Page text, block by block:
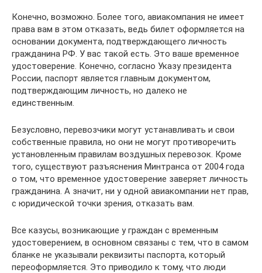
Конечно, возможно. Более того, авиакомпания не имеет
права вам в этом отказать, ведь билет оформляется на
основании документа, подтверждающего личность
гражданина РФ. У вас такой есть. Это ваше временное
удостоверение. Конечно, согласно Указу президента
России, паспорт является главным документом,
подтверждающим личность, но далеко не
единственным.
Безусловно, перевозчики могут устанавливать и свои
собственные правила, но они не могут противоречить
установленным правилам воздушных перевозок. Кроме
того, существуют разъяснения Минтранса от 2004 года
о том, что временное удостоверение заверяет личность
гражданина. А значит, ни у одной авиакомпании нет прав,
с юридической точки зрения, отказать вам.
Все казусы, возникающие у граждан с временным
удостоверением, в основном связаны с тем, что в самом
бланке не указывали реквизиты паспорта, который
переоформляется. Это приводило к тому, что люди